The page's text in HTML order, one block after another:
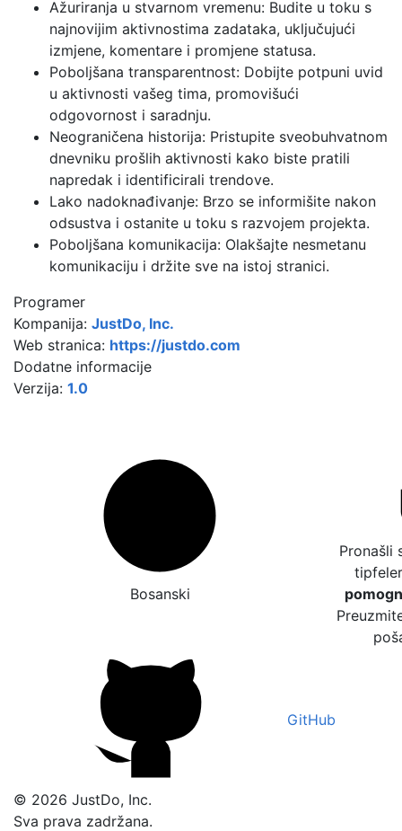
Ažuriranja u stvarnom vremenu: Budite u toku s
najnovijim aktivnostima zadataka, uključujući
izmjene, komentare i promjene statusa.
Poboljšana transparentnost: Dobijte potpuni uvid
u aktivnosti vašeg tima, promovišući
odgovornost i saradnju.
Neograničena historija: Pristupite sveobuhvatnom
dnevniku prošlih aktivnosti kako biste pratili
napredak i identificirali trendove.
Lako nadoknađivanje: Brzo se informišite nakon
odsustva i ostanite u toku s razvojem projekta.
Poboljšana komunikacija: Olakšajte nesmetanu
komunikaciju i držite sve na istoj stranici.
Programer
Kompanija: JustDo, Inc.
Web stranica: https://justdo.com
Dodatne informacije
Verzija: 1.0
Bosanski
Pronašli
GitHub
© 2026 JustDo, Inc.
Sva prava zadržana.